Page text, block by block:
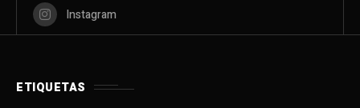
Instagram
ETIQUETAS